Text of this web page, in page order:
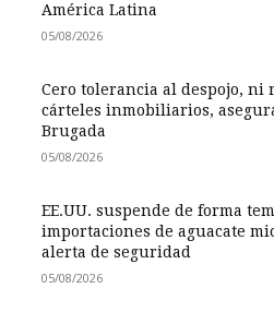
América Latina
05/08/2026
Cero tolerancia al despojo, ni
cárteles inmobiliarios,
Brugada
05/08/2026
EE.UU. suspende de forma
importaciones de aguacate
alerta de seguridad
05/08/2026